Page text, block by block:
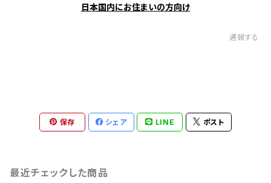
日本国内にお住まいの方向け
通報する
保存 シェア LINE ポスト
最近チェックした商品